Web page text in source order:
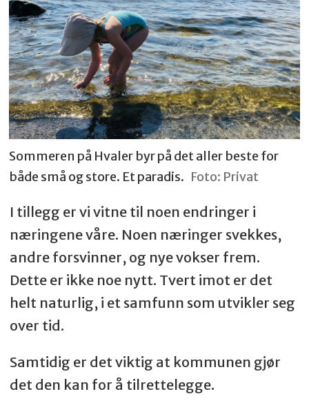
Sommeren på Hvaler byr på det aller beste for
både små og store. Et paradis. Foto: Privat
I tillegg er vi vitne til noen endringer i
næringene våre. Noen næringer svekkes,
andre forsvinner, og nye vokser frem.
Dette er ikke noe nytt. Tvert imot er det
helt naturlig, i et samfunn som utvikler seg
over tid.
Samtidig er det viktig at kommunen gjør
det den kan for å tilrettelegge.